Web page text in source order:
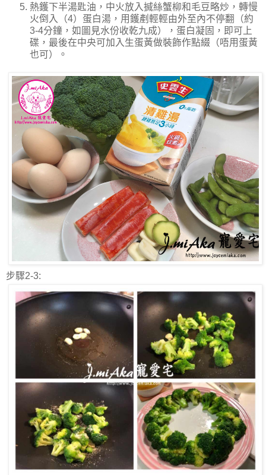
熱鑊下半湯匙油，中火放入搣絲蟹柳和毛豆略炒，轉慢
火倒入（4）蛋白湯，用鑊剷輕輕由外至內不停翻（約
3-4分鐘，如圖見水份收乾九成），蛋白凝固，即可上
碟，最後在中央可加入生蛋黃做裝飾作點綴（唔用蛋黃
也可）。
步驟2-3: